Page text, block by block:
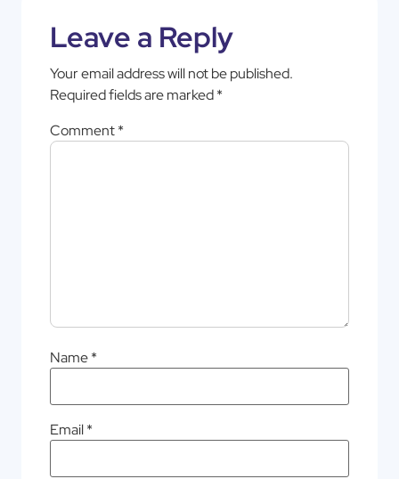
Leave a Reply
Your email address will not be published.
Required fields are marked*
Comment*
Name*
Email*